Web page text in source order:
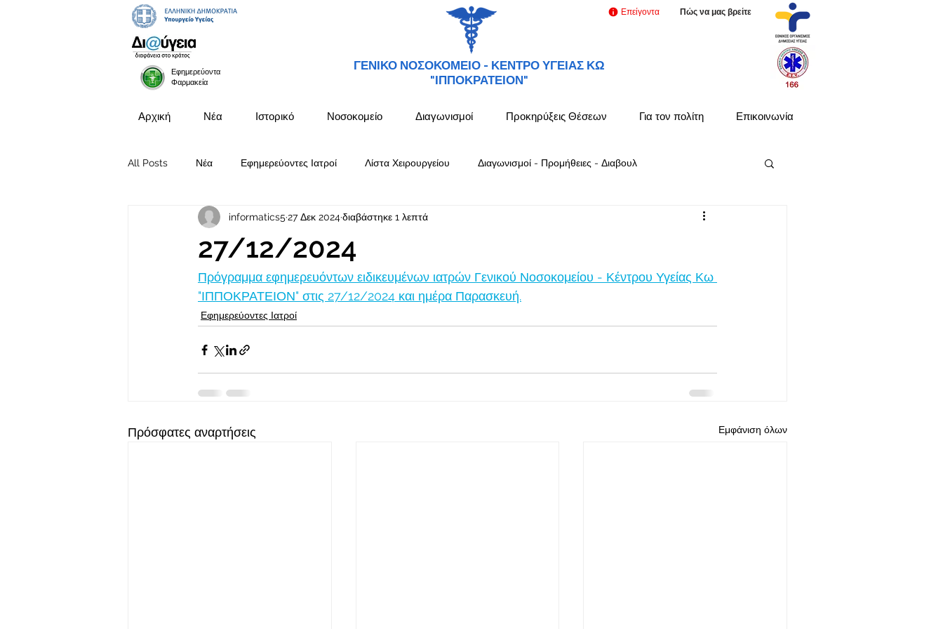
Εφημερεύοντα
Φαρμακεία
ΓΕΝΙΚΟ ΝΟΣΟΚΟΜΕΙΟ - ΚΕΝΤΡΟ ΥΓΕΙΑΣ ΚΩ
"ΙΠΠΟΚΡΑΤΕΙΟΝ"
Επείγοντα Πώς να μας βρείτε
Αρχική Νέα Ιστορικό Νοσοκομείο Διαγωνισμοί Προκηρύξεις Θέσεων Για τον πολίτη Επικοινωνία
All Posts Νέα Εφημερεύοντες Ιατροί Λίστα Χειρουργείου Διαγωνισμοί - Προμήθειες - Διαβουλ
Προκηρύξεις Θέσεων
27/12/2024
informatics5 27 Δεκ 2024διαβάστηκε 1 λεπτά
Πρόγραμμα εφημερευόντων ειδικευμένων ιατρών Γενικού Νοσοκομείου - Κέντρου Υγείας Κω
"ΙΠΠΟΚΡΑΤΕΙΟΝ" στις 27/12/2024 και ημέρα Παρασκευή.
Εφημερεύοντες Ιατροί
Πρόσφατες αναρτήσεις Εμφάνιση όλων